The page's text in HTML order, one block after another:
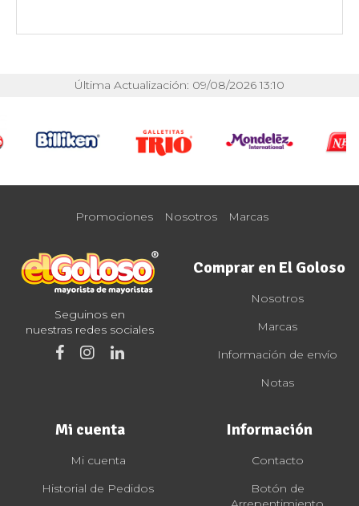
Última Actualización: 09/08/2026 13:10
Promociones Nosotros Marcas
Seguinos en
nuestras redes sociales
Comprar en El Goloso
Nosotros
Marcas
Información de envío
Notas
Mi cuenta
Mi cuenta
Historial de Pedidos
Información
Contacto
Botón de